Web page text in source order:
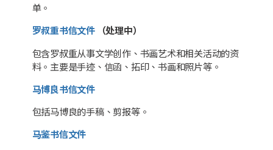
单。
罗叔重书信文件（处理中）
包含罗叔重从事文学创作、书画艺术和相关活动的资
料。主要是手迹、信函、拓印、书画和照片等。
马博良书信文件
包括马博良的手稿、剪报等。
马鉴书信文件